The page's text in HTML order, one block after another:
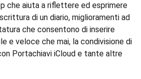
che aiuta a riflettere ed esprimere
di un diario, miglioramenti ad
che consentono di inserire
e veloce che mai, la condivisione di
Portachiavi iCloud e tante altre